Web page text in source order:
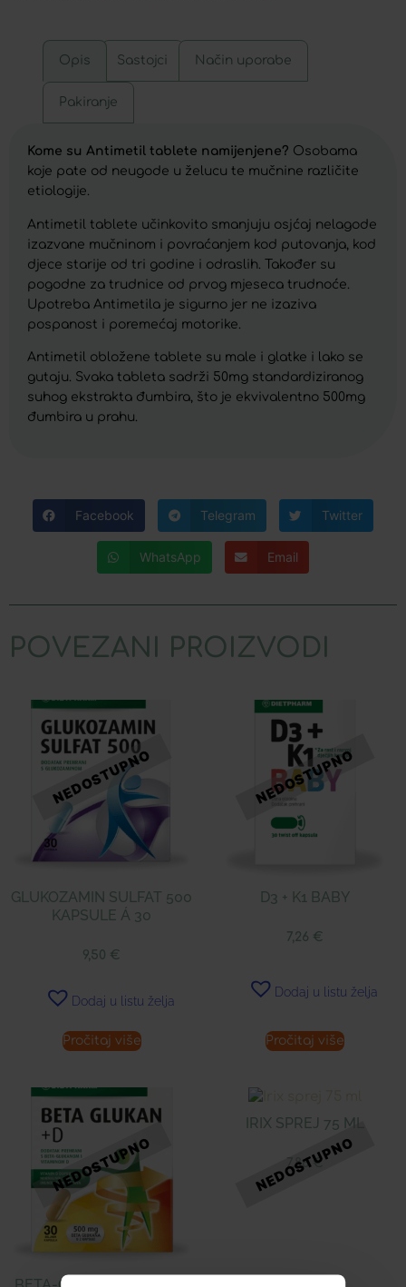
Opis Sastojci Način uporabe
Pakiranje
Kome su Antimetil tablete namijenjene? Osobama
koje pate od neugode u želucu te mučnine različite
etiologije.
Antimetil tablete učinkovito smanjuju osjćaj nelagode
izazvane mučninom i povraćanjem kod putovanja, kod
djece starije od tri godine i odraslih. Također su
pogodne za trudnice od prvog mjeseca trudnoće.
Upotreba Antimetila je sigurno jer ne izaziva
pospanost i poremećaj motorike.
Antimetil obložene tablete su male i glatke i lako se
gutaju. Svaka tableta sadrži 50mg standardiziranog
suhog ekstrakta đumbira, što je ekvivalentno 500mg
đumbira u prahu.
Facebook Telegram Twitter
WhatsApp Email
POVEZANI PROIZVODI
GLUKOZAMIN SULFAT 500
KAPSULE Á 30
9,50 €
Dodaj u listu želja
Pročitaj više
D3 + K1 BABY
7,26 €
Dodaj u listu želja
Pročitaj više
IRIX SPREJ 75 ML
7,86€